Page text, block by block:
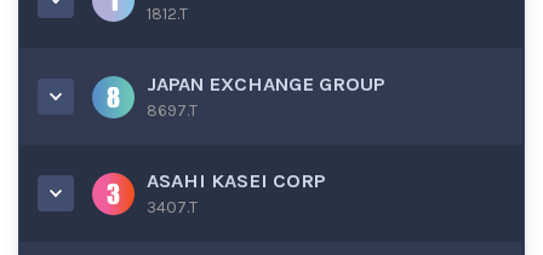
1812.T
JAPAN EXCHANGE GROUP
8697.T
ASAHI KASEI CORP
3407.T